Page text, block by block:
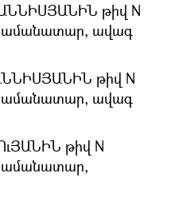
թիվ N
ավագ
թիվ N
ավագ
թիվ N